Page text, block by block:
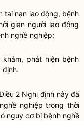
tai nạn lao động, bệnh
gian người lao động
nghề nghiệp;
phát hiện bệnh
định.
2 Nghị định nàyđã
nghiệp trong thời
nguy cơ bị bệnh nghề